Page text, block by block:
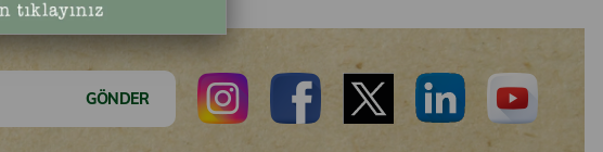
GÖNDER